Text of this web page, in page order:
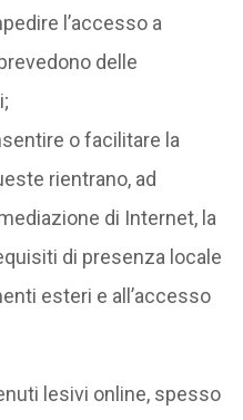
l’accesso a
delle
o facilitare la
rientrano, ad
di Internet, la
di presenza locale
esteri e all’accesso
lesivi online, spesso